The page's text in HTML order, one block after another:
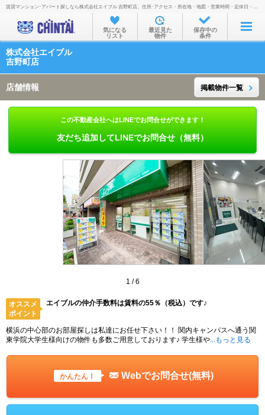
お部屋を探す
沿線・駅から
通勤通学時間から
物件特集から
TOP
賃貸マンション･アパート探しなら株式会社エイブル 吉野町店。住所･アクセス・所在地・地図・営業時間・定休日・電話番号などを掲載。
気になる
リスト
最近見た
物件
保存中の
条件
株式会社エイブル
吉野町店
店舗情報 掲載物件一覧
この不動産会社へはLINEでお問合せができます！
友だち追加してLINEでお問合せ（無料）
1 /6
オススメ
ポイント
エイブルの仲介手数料は賃料の55％（税込）です♪
横浜の中心部のお部屋探しは私達にお任せ下さい！！ 関内キャンパスへ通う関
東学院大学生様向けの物件も多数ご用意しております♪ 学生様や ...もっと見る
かんたん！ Webでお問合せ(無料)